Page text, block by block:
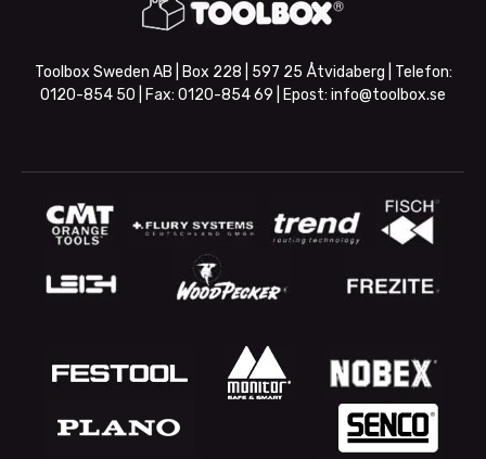
Toolbox Sweden AB | Box 228 | 597 25 Åtvidaberg | Telefon:
0120-854 50 | Fax: 0120-854 69 | Epost: info@toolbox.se